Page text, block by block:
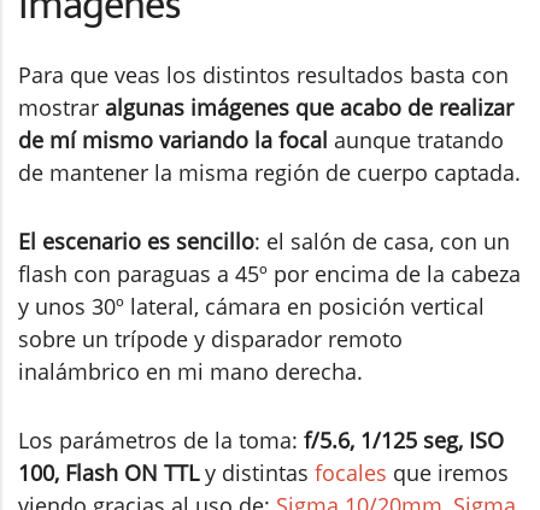
Para que veas los distintos resultados basta con
mostrar algunas imágenes que acabo de realizar
de mí mismo variando la focal aunque tratando
de mantener la misma región de cuerpo captada.
El escenario es sencillo: el salón de casa, con un
flash con paraguas a 45º por encima de la cabeza
y unos 30º lateral, cámara en posición vertical
sobre un trípode y disparador remoto
inalámbrico en mi mano derecha.
Los parámetros de la toma: f/5.6, 1/125 seg, ISO
100, Flash ON TTLy distintas focales que iremos